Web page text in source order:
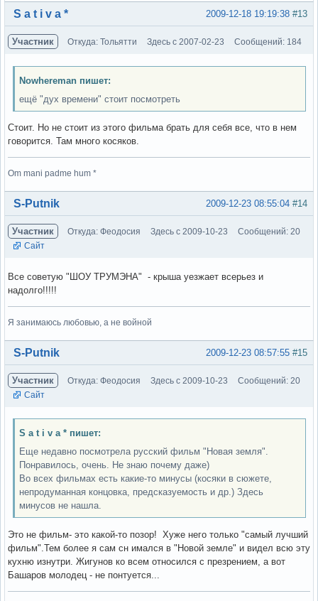
Вне форума #13
2009-12-18 19:19:38
S a t i v a *
Участник Откуда: Тольятти Здесь с 2007-02-23 Сообщений: 184
Nowhereman пишет:
ещё "дух времени" стоит посмотреть
Стоит. Но не стоит из этого фильма брать для себя все, что в нем
говорится. Там много косяков.
Om mani padme hum *
Вне форума #14
2009-12-23 08:55:04
S-Putnik
Участник Откуда: Феодосия Здесь с 2009-10-23
Сообщений: 20
Сайт
Все советую "ШОУ ТРУМЭНА" - крыша уезжает всерьез и
надолго!!!!!
Я занимаюсь любовью, а не войной
Вне форума #15
2009-12-23 08:57:55
S-Putnik
Участник Откуда: Феодосия Здесь с 2009-10-23
Сообщений: 20
Сайт
S a t i v a * пишет:
Еще недавно посмотрела русский фильм "Новая земля".
Понравилось, очень. Не знаю почему даже)
Во всех фильмах есть какие-то минусы (косяки в сюжете,
непродуманная концовка, предсказуемость и др.) Здесь
минусов не нашла.
Это не фильм- это какой-то позор! Хуже него только "самый лучший
фильм".Тем более я сам сн имался в "Новой земле" и видел всю эту
кухню изнутри. Жигунов ко всем относился с презрением, а вот
Башаров молодец - не понтуется...